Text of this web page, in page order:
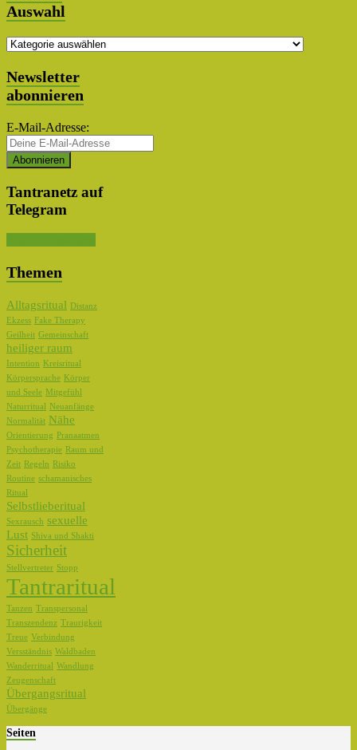
Auswahl
Themen
Newsletter
abonnieren
E-Mail-Adresse:
Tantranetz auf
Telegram
Themen
Alltagsritual Distanz
Ekzess Fake Therapy
Geilheit Gemeinschaft
heiliger raum
Intention
Kreisritual
Körpersprache Körper
und Seele Mitgefühl
Naturritual Neuanfänge
Normalität Nähe
Orientierung
Pranaatmen
Psychotherapie Raum und
Zeit Regeln
Risiko
Routine schamanisches
Ritual
Selbstlieberitual
Sexrausch sexuelle
Lust Shiva und Shakti
Sicherheit
Stellvertreter Stopp
Tantraritual
Tanzen Transpersonal
Transzendenz Traurigkeit
Treue Verbindung
Versständnis Waldbaden
Wanderritual Wandlung
Zeugenschaft
Übergangsritual
Übergänge
Seiten